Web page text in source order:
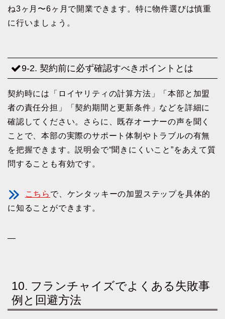
ね3ヶ月〜6ヶ月で開業できます。特に物件選びは慎重
に行いましょう。
9-2. 契約前に必ず確認すべきポイントとは
契約時には「ロイヤリティの計算方法」「本部と加盟
者の責任分担」「契約期間と更新条件」などを詳細に
確認してください。さらに、既存オーナーの声を聞く
ことで、本部の実際のサポート体制やトラブルの有無
を把握できます。説明会で“聞きにくいこと”をあえて質
問することも有効です。
こちら で、ケンタッキーの加盟ステップを具体的
に知ることができます。
—
10. フランチャイズでよくある失敗事
例と回避方法